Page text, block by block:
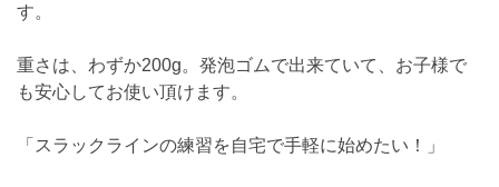
す。
重さは、わずか200g。発泡ゴムで出来ていて、お子様で
も安心してお使い頂けます。
「スラックラインの練習を自宅で手軽に始めたい！」